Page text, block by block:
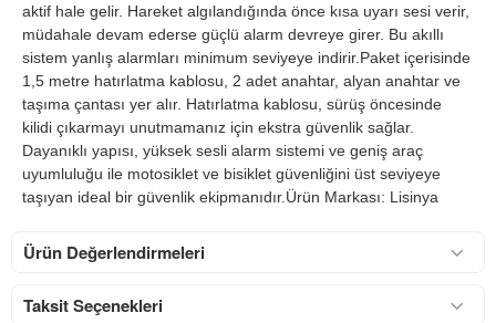
aktif hale gelir. Hareket algılandığında önce kısa uyarı sesi verir,
müdahale devam ederse güçlü alarm devreye girer. Bu akıllı
sistem yanlış alarmları minimum seviyeye indirir.Paket içerisinde
1,5 metre hatırlatma kablosu, 2 adet anahtar, alyan anahtar ve
taşıma çantası yer alır. Hatırlatma kablosu, sürüş öncesinde
kilidi çıkarmayı unutmamanız için ekstra güvenlik sağlar.
Dayanıklı yapısı, yüksek sesli alarm sistemi ve geniş araç
uyumluluğu ile motosiklet ve bisiklet güvenliğini üst seviyeye
taşıyan ideal bir güvenlik ekipmanıdır.Ürün Markası: Lisinya
Ürün Değerlendirmeleri
Taksit Seçenekleri